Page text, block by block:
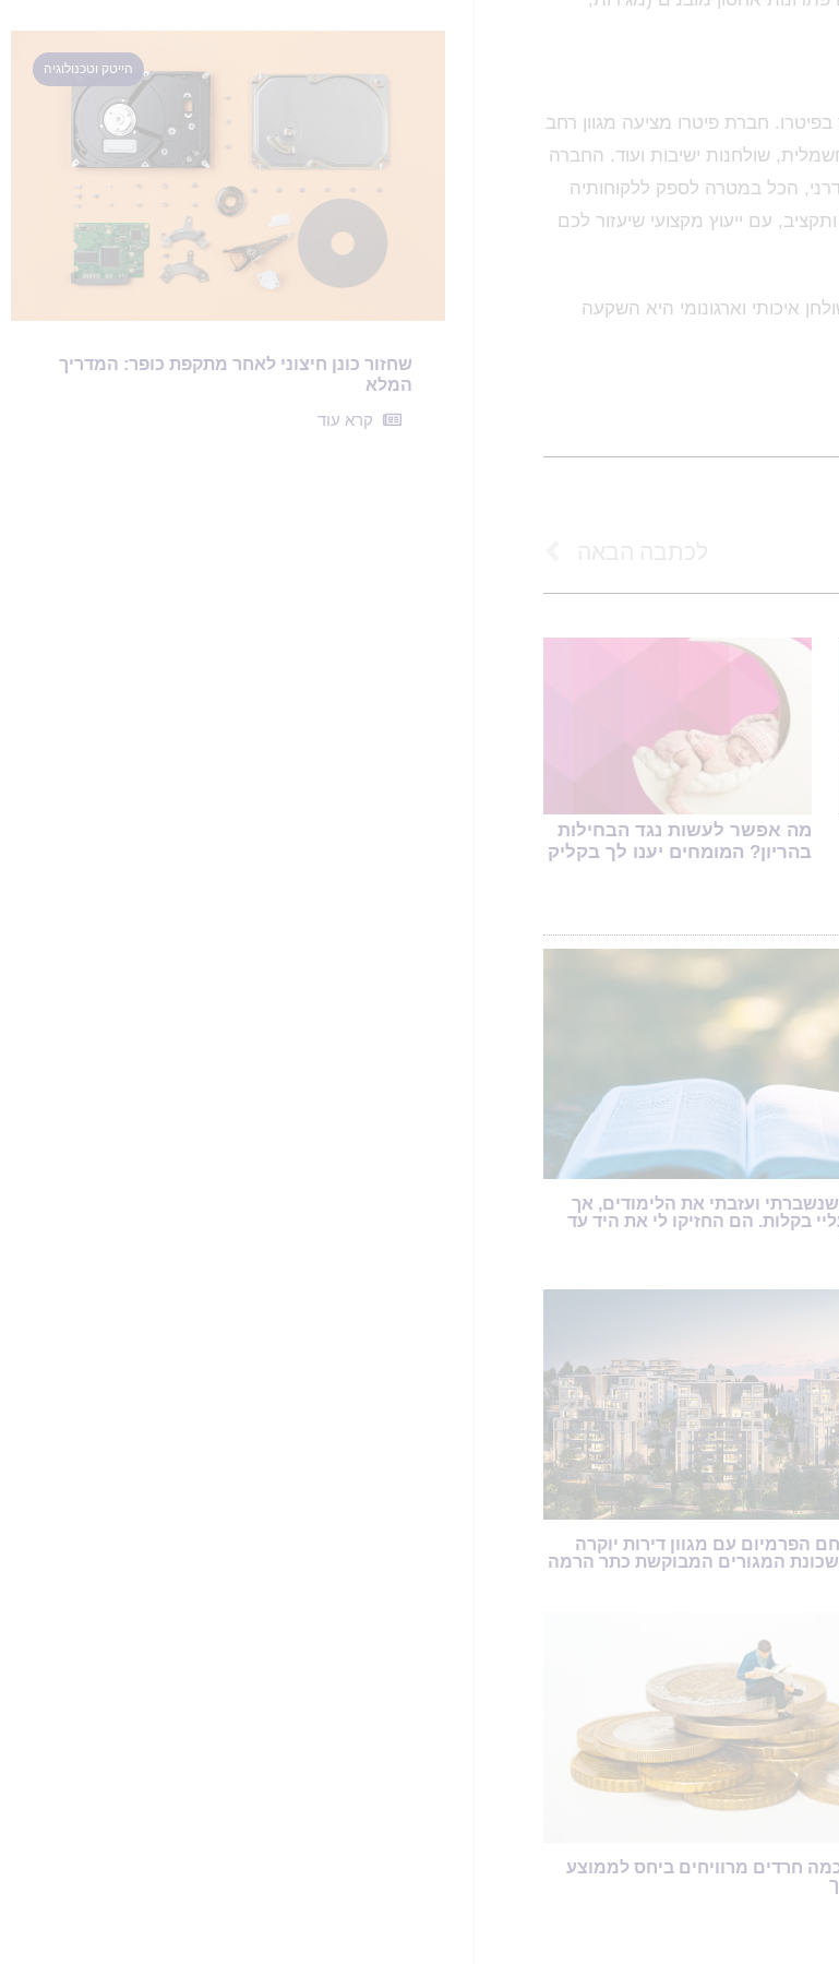
חברת פיטרו מציעה מגוון רחב
שולחנות ישיבות ועוד. החברה
הכל במטרה לספק ללקוחותיה
עם ייעוץ מקצועי שיעזור לכם
איכותי וארגונומי היא השקעה
מה אפשר לעשות נגד הבחילות
בהריון? המומחים יענו לך בקליק
ועזבתי את הלימודים, אך
בקלות. הם החזיקו לי את היד עד
הפרמיום עם מגוון דירות יוקרה
המגורים המבוקשת כתר הרמה
חרדים מרוויחים ביחס לממוצע
הייטק וטכנולוגיה
שחזור כונן חיצוני לאחר מתקפת כופר: המדריך
המלא
קרא עוד